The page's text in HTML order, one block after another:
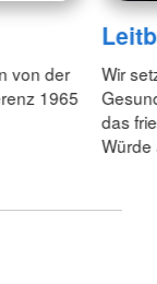
von der
1965
Wir
das
Würde